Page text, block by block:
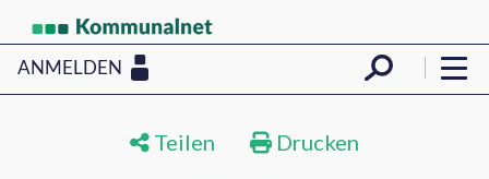
ANMELDEN
Teilen Drucken